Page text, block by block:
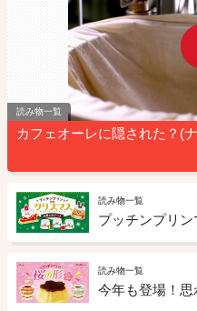
読み物一覧
カフェオーレに隠された？(
読み物一覧
プッチンプリン
読み物一覧